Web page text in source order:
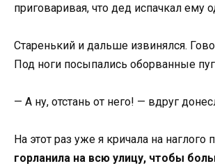
приговаривая, что дед испачкал ему
Старенький и дальше извинялся.
Под ноги посыпались оборванные
— А ну, отстань от него! — вдруг
На этот раз уже я кричала на наглого
горланила на всю улицу, чтобы